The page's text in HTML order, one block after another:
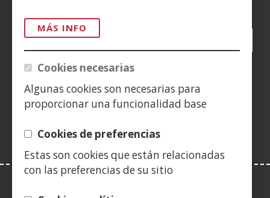
MÁS INFO
Cookies necesarias
Algunas cookies son necesarias para
proporcionar una funcionalidad base
Cookies de preferencias
Estas son cookies que están relacionadas
con las preferencias de su sitio
Facebook
(Abre
en
nueva
ventana)
Twitter
(Abre
en
nueva
ventana)
LinkedIn
(Abre
en
nueva
ventana)
YouTube
(Abre
en
nueva
ventana)
en
ventana)
en
ventana)
en
en